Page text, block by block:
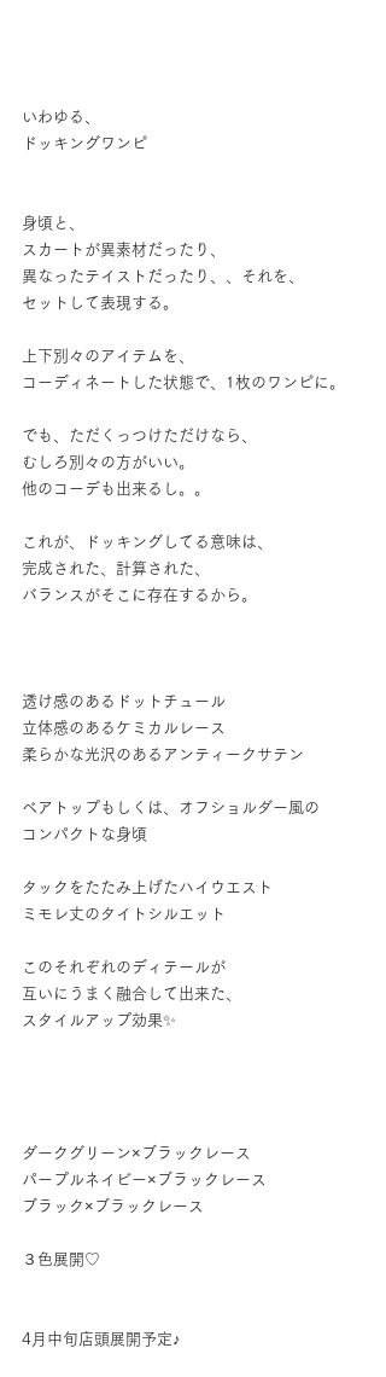
いわゆる、
ドッキングワンピ
身頃と、
スカートが異素材だったり、
異なったテイストだったり、、それを、
セットして表現する。
上下別々のアイテムを、
コーディネートした状態で、1枚のワンピに。
でも、ただくっつけただけなら、
むしろ別々の方がいい。
他のコーデも出来るし。。
これが、ドッキングしてる意味は、
完成された、計算された、
バランスがそこに存在するから。
透け感のあるドットチュール
立体感のあるケミカルレース
柔らかな光沢のあるアンティークサテン
ベアトップもしくは、オフショルダー風の
コンパクトな身頃
タックをたたみ上げたハイウエスト
ミモレ丈のタイトシルエット
このそれぞれのディテールが
互いにうまく融合して出来た、
スタイルアップ効果✨
ダークグリーン×ブラックレース
パープルネイビー×ブラックレース
ブラック×ブラックレース
３色展開♡
4月中旬店頭展開予定♪